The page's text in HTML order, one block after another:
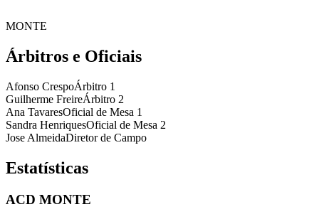
MONTE
Árbitros e Oficiais
Afonso CrespoÁrbitro 1
Guilherme FreireÁrbitro 2
Ana TavaresOficial de Mesa 1
Sandra HenriquesOficial de Mesa 2
Jose AlmeidaDiretor de Campo
Estatísticas
ACD MONTE